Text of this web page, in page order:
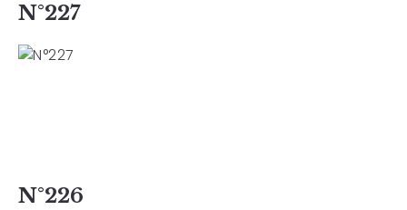
N°227
N°226